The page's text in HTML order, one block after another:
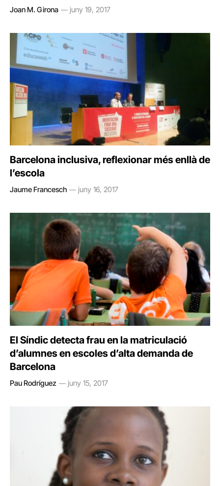
Joan M. Girona juny 19, 2017
Barcelona inclusiva, reflexionar més enllà de
l’escola
Jaume Francesch juny 16, 2017
El Síndic detecta frau en la matriculació
d’alumnes en escoles d’alta demanda de
Barcelona
Pau Rodríguez juny 15, 2017